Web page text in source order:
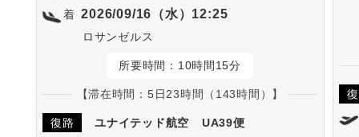
着 2026/09/16（水）12:25
ロサンゼルス
所要時間：10時間15分
【滞在時間：5日23時間（143時間）】
復路 ユナイテッド航空
UA39便